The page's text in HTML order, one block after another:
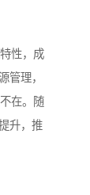
性，成
管理，
在。随
升，推